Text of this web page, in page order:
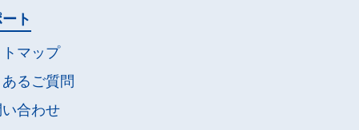
ト
マップ
るご質問
合わせ